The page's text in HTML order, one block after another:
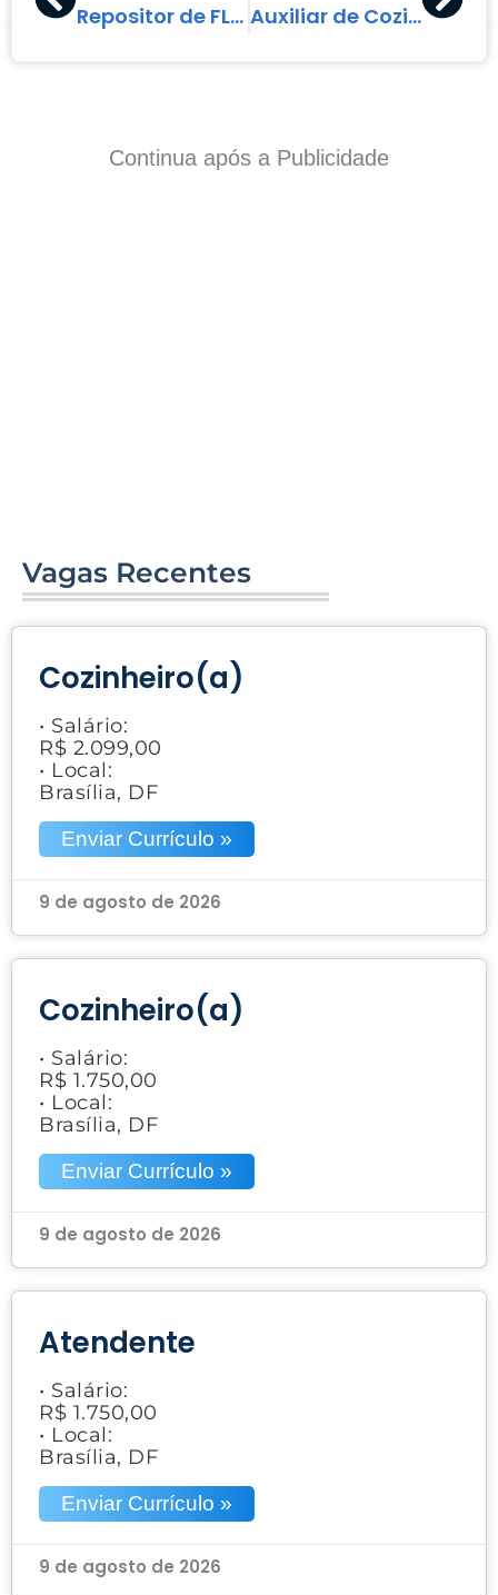
Repositor de FLV e Frios Auxiliar de Cozinha
Continua após a Publicidade
Vagas Recentes
Cozinheiro(a)
• Salário:
R$ 2.099,00
• Local:
Brasília, DF
Enviar Currículo »
9 de agosto de 2026
Cozinheiro(a)
• Salário:
R$ 1.750,00
• Local:
Brasília, DF
Enviar Currículo »
9 de agosto de 2026
Atendente
• Salário:
R$ 1.750,00
• Local:
Brasília, DF
Enviar Currículo »
9 de agosto de 2026